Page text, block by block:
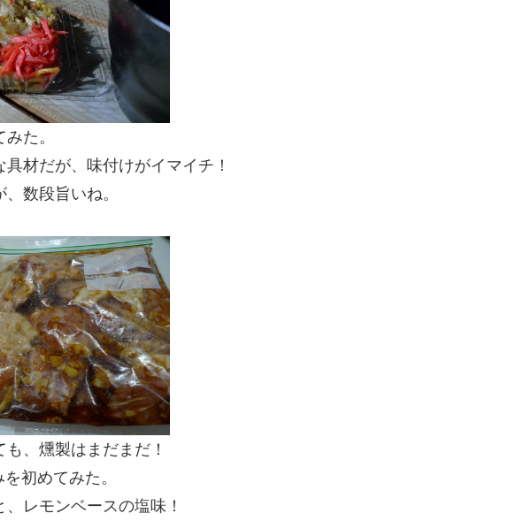
た。
材だが、味付けがイマイチ！
数段旨いね。
、燻製はまだまだ！
初めてみた。
レモンベースの塩味！